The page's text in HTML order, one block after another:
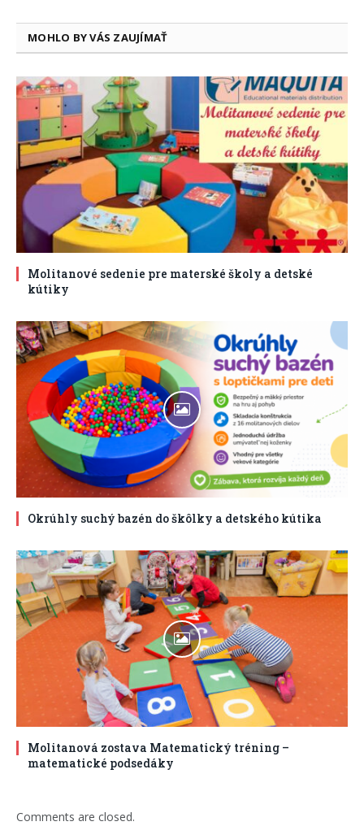
MOHLO BY VÁS ZAUJÍMAŤ
Molitanové sedenie pre materské školy a detské
kútiky
Okrúhly suchý bazén do škôlky a detského kútika
Molitanová zostava Matematický tréning –
matematické podsedáky
Comments are closed.